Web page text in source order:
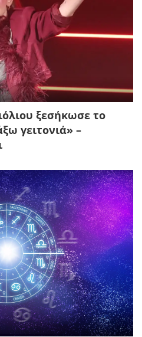
ξεσήκωσε το
γειτονιά» –